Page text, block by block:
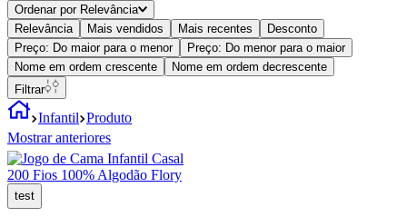
Ordenar por Relevância
Relevância
Mais vendidos Mais recentes
Desconto
Preço: Do maior para o menor
Preço: Do menor para o maior
Nome em ordem crescente
Nome em ordem decrescente
Filtrar
Infantil Produto
Mostrar anteriores
test